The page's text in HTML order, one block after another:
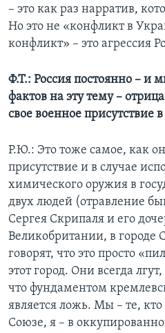
– это как раз нарратив,
Но это не «конфликт в
конфликт» – это агрессия
Ф.Т.: Россия постоянно – и
фактов на эту тему –
свое военное присутствие
Р.Ю.: Это тоже самое, как
присутствие и в случае
химического оружия в
двух людей (отравление
Сергея Скрипаля и его
Великобритании, в городе
говорят, что это просто
этот город. Они всегда
что фундаментом
является ложь. Мы – те,
Союзе, я – в